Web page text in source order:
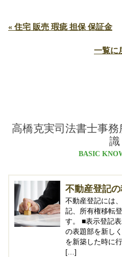
« 住宅 販売 瑕疵 担保 保証金
一覧に
高橋克実司法書士事
識
BASIC
不動産登記
不動産登記には
記、所有権移転
す。 ■表示登記
の表題部を新し
を新築した時に
[…]